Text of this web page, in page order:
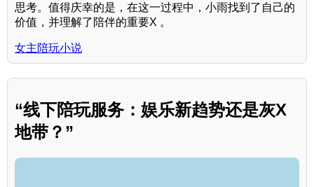
思考。值得庆幸的是，在这一过程中，小雨找到了自己的
价值，并理解了陪伴的重要X 。
女主陪玩小说
“线下陪玩服务：娱乐新趋势还是灰X
地带？”